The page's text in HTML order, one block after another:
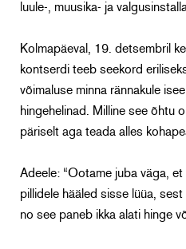
luule-, muusika- ja
Kolmapäeval, 19. detsembril
kontserdi teeb seekord
võimaluse minna rännakule
hingehelinad. Milline see õhtu
päriselt aga teada alles
Adeele: “Ootame juba väga,
pillidele hääled sisse lüüa,
no see paneb ikka alati hinge